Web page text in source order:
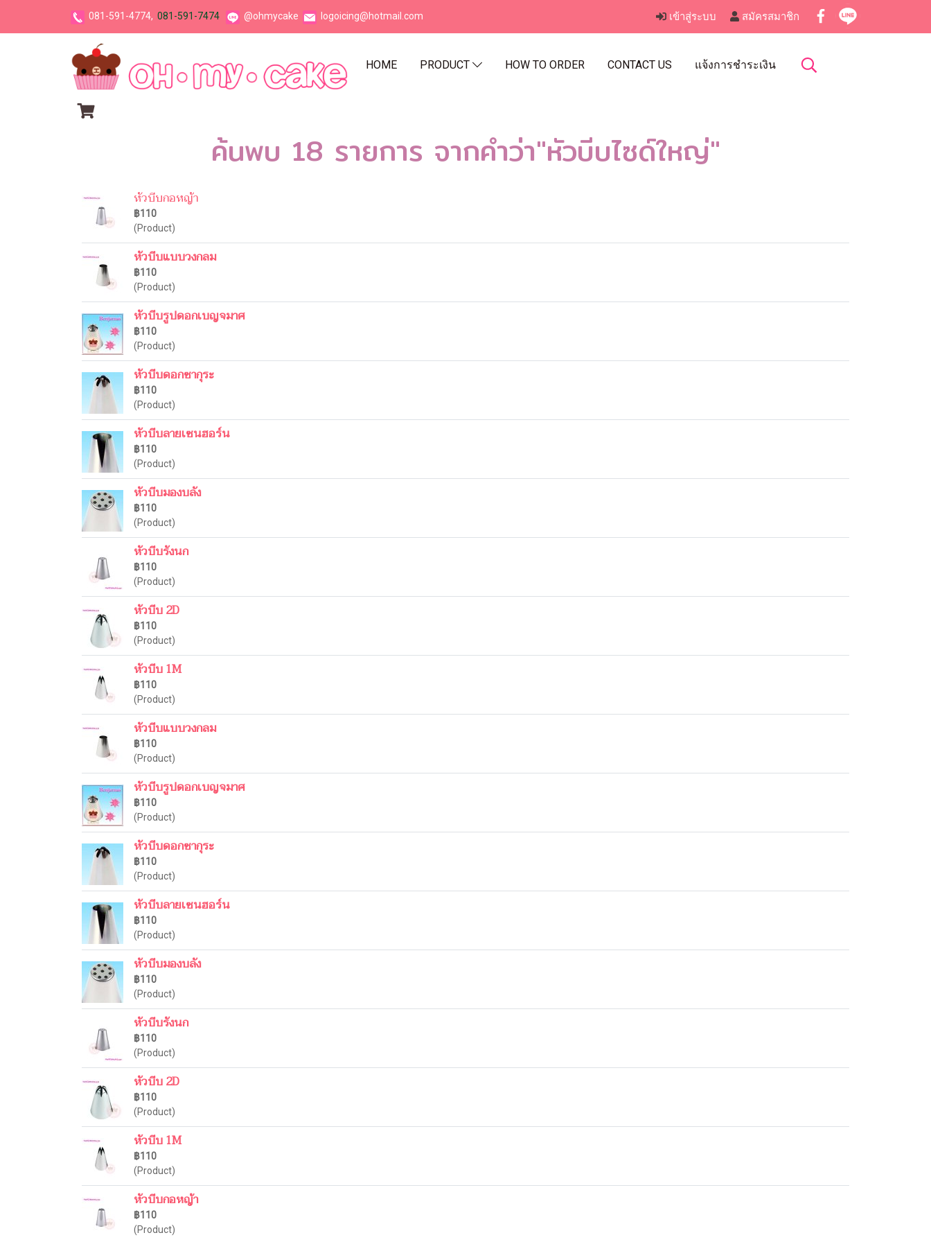
081-591-4774, 081-591-7474 @ohmycake logoicing@hotmail.com เข้าสู่ระบบ สมัครสมาชิก
HOME PRODUCT HOW TO ORDER CONTACT US แจ้งการชำระเงิน
ค้นพบ 18 รายการ จากคำว่า"หัวบีบไซด์ใหญ่"
หัวบีบกอหญ้า
฿110
(Product)
หัวบีบแบบวงกลม
฿110
(Product)
หัวบีบรูปดอกเบญจมาศ
฿110
(Product)
หัวบีบดอกซากุระ
฿110
(Product)
หัวบีบลายเซนฮอร์น
฿110
(Product)
หัวบีบมองบลัง
฿110
(Product)
หัวบีบรังนก
฿110
(Product)
หัวบีบ 2D
฿110
(Product)
หัวบีบ 1M
฿110
(Product)
หัวบีบแบบวงกลม
฿110
(Product)
หัวบีบรูปดอกเบญจมาศ
฿110
(Product)
หัวบีบดอกซากุระ
฿110
(Product)
หัวบีบลายเซนฮอร์น
฿110
(Product)
หัวบีบมองบลัง
฿110
(Product)
หัวบีบรังนก
฿110
(Product)
หัวบีบ 2D
฿110
(Product)
หัวบีบ 1M
฿110
(Product)
หัวบีบกอหญ้า
฿110
(Product)